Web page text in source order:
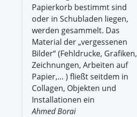
Papierkorb bestimmt sind
oder in Schubladen liegen,
werden gesammelt. Das
Material der „vergessenen
Bilder“ (Fehldrucke, Grafiken,
Zeichnungen, Arbeiten auf
Papier,… ) fließt seitdem in
Collagen, Objekten und
Installationen ein
Ahmed Borai